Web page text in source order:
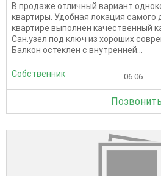
В продаже отличный вариант
квартиры. Удобная локация
квартире выполнен качественный
Сан.узел под ключ из хороших
Балкон остеклен с внутренней...
Собственник 06.06
Позвонить